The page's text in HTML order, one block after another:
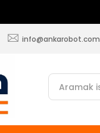
info@ankarobot.com